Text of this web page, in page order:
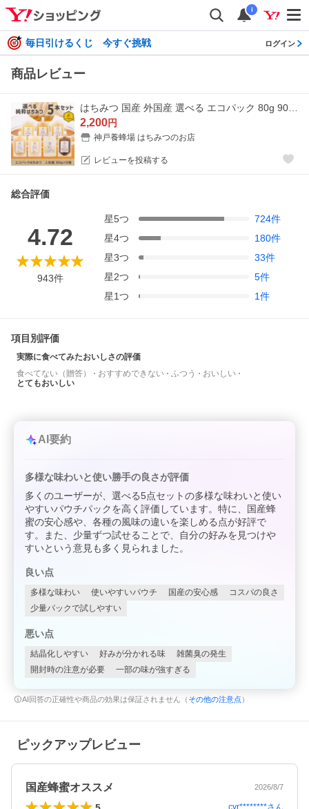
i
毎日引けるくじ 今すぐ挑戦 ログイン
商品レビュー
2,200円
神戸養蜂場 はちみつのお店
レビューを投稿する
総合評価
4.72
943件
星5つ 724件
星4つ 180件
星3つ 33件
星2つ 5件
星1つ 1件
項目別評価
実際に食べてみたおいしさの評価
食べてない（贈答）
おすすめできない ふつう
おいしい
とてもおいしい
AI要約
多様な味わいと使い勝手の良さが評価
多くのユーザーが、選べる5点セットの多様な味わいと使い
やすいパウチパックを高く評価しています。特に、国産蜂
蜜の安心感や、各種の風味の違いを楽しめる点が好評で
す。また、少量ずつ試せることで、自分の好みを見つけや
すいという意見も多く見られました。
良い点
多様な味わい 使いやすいパウチ 国産の安心感
コスパの良さ
少量パックで試しやすい
悪い点
結晶化しやすい 好みが分かれる味
雑菌臭の発生
開封時の注意が必要
一部の味が強すぎる
AI回答の正確性や商品の効果は保証されません（ その他の注意点 ）
ピックアップレビュー
国産蜂蜜オススメ 2026/8/7
cyr********さん